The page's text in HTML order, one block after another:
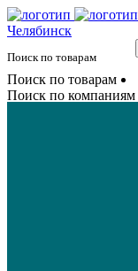
Челябинск
Поиск по товарам
Поиск по товарам
Поиск по компаниям